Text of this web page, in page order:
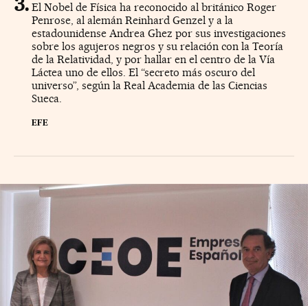
El Nobel de Física ha reconocido al británico Roger
Penrose, al alemán Reinhard Genzel y a la
estadounidense Andrea Ghez por sus investigaciones
sobre los agujeros negros y su relación con la Teoría
de la Relatividad, y por hallar en el centro de la Vía
Láctea uno de ellos. El “secreto más oscuro del
universo”, según la Real Academia de las Ciencias
Sueca.
EFE